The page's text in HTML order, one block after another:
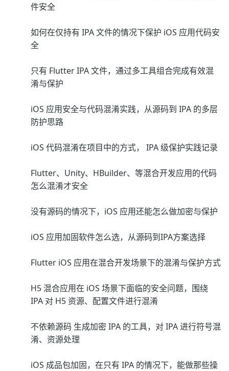
件安全
如何在仅持有 IPA 文件的情况下保护 iOS 应用代码安
全
只有 Flutter IPA 文件，通过多工具组合完成有效混
淆与保护
iOS 应用安全与代码混淆实践，从源码到 IPA 的多层
防护思路
iOS 代码混淆在项目中的方式， IPA 级保护实践记录
Flutter、Unity、HBuilder、等混合开发应用的代码
怎么混淆才安全
没有源码的情况下，iOS 应用还能怎么做加密与保护
iOS 应用加固软件怎么选，从源码到IPA方案选择
Flutter iOS 应用在混合开发场景下的混淆与保护方式
H5 混合应用在 iOS 场景下面临的安全问题，围绕
IPA 对 H5 资源、配置文件进行混淆
不依赖源码 生成加密 IPA 的工具，对 IPA 进行符号混
淆、资源处理
iOS 成品包加固，在只有 IPA 的情况下，能做那些操